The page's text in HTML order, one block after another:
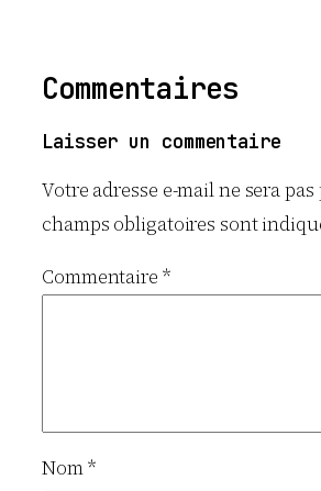
Commentaires
Laisser un commentaire
Votre adresse e-mail ne sera
champs obligatoires sont
Commentaire *
Nom*